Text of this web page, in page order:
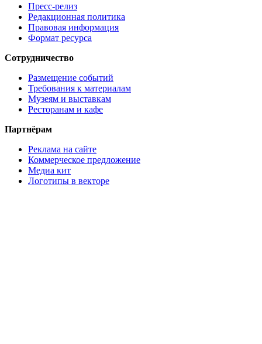
Пресс-релиз
Редакционная политика
Правовая информация
Формат ресурса
Сотрудничество
Размещение событий
Требования к материалам
Музеям и выставкам
Ресторанам и кафе
Партнёрам
Реклама на сайте
Коммерческое предложение
Медиа кит
Логотипы в векторе